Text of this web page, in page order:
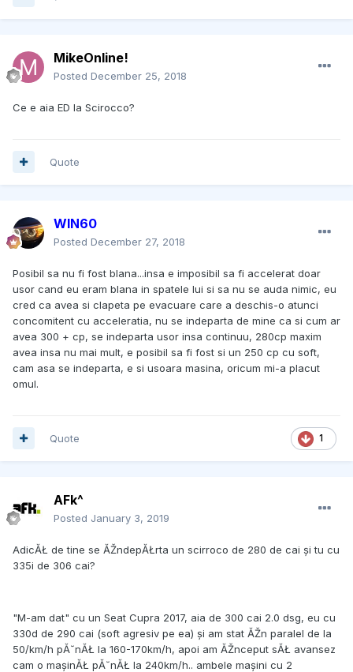
MikeOnline!
Posted December 25, 2018
Ce e aia ED la Scirocco?
Quote
WIN60
Posted December 27, 2018
Posibil sa nu fi fost blana...insa e imposibil sa fi accelerat doar
usor cand eu eram blana in spatele lui si sa nu se auda nimic, eu
cred ca avea si clapeta pe evacuare care a deschis-o atunci
concomitent cu acceleratia, nu se indeparta de mine ca si cum ar
avea 300 + cp, se indeparta usor insa continuu, 280cp maxim
avea insa nu mai mult, e posibil sa fi fost si un 250 cp cu soft,
cam asa se indeparta, e si usoara masina, oricum mi-a placut
omul.
1
Quote
AFk^
Posted January 3, 2019
AdicĂŁ de tine se ĂŽndepĂŁrta un scirroco de 280 de cai și tu cu
335i de 306 cai?
"M-am dat" cu un Seat Cupra 2017, aia de 300 cai 2.0 dsg, eu cu
330d de 290 cai (soft agresiv pe ea) și am stat ĂŽn paralel de la
50/km/h pĂ˘nĂŁ la 160-170km/h, apoi am ĂŽnceput sĂŁ avansez
cam o mașinĂŁ pĂ˘nĂŁ la 240km/h.. ambele mașini cu 2